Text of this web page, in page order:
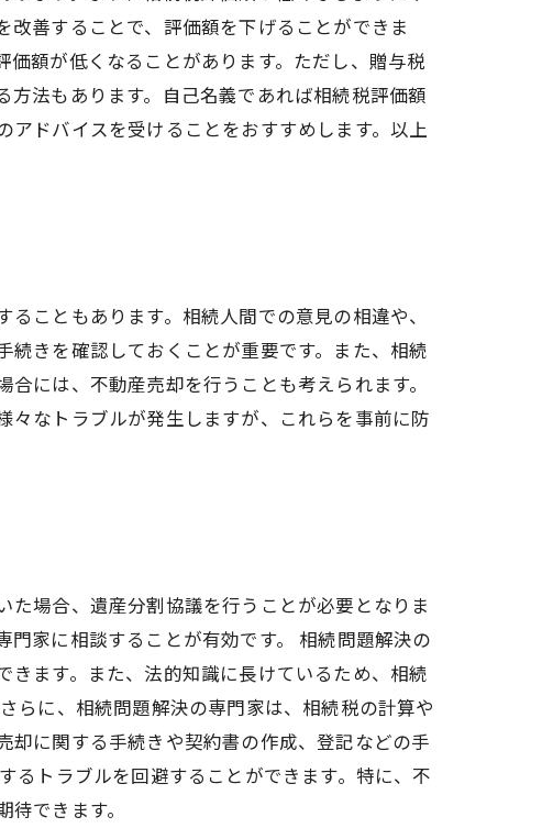
善することで、評価額を下げることができま
額が低くなることがあります。ただし、贈与税
法もあります。自己名義であれば相続税評価額
ドバイスを受けることをおすすめします。以上
こともあります。相続人間での意見の相違や、
きを確認しておくことが重要です。また、相続
には、不動産売却を行うことも考えられます。
なトラブルが発生しますが、これらを事前に防
場合、遺産分割協議を行うことが必要となりま
家に相談することが有効です。 相続問題解決の
ます。また、法的知識に長けているため、相続
らに、相続問題解決の専門家は、相続税の計算や
に関する手続きや契約書の作成、登記などの手
るトラブルを回避することができます。特に、不
できます。